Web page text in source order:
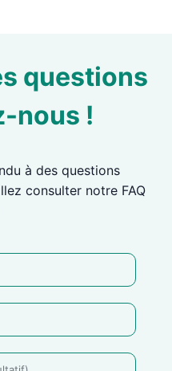
questions
nous !
à des questions
consulter notre FAQ